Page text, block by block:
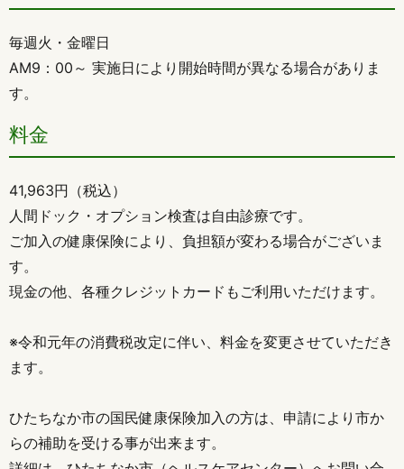
毎週火・金曜日
AM9：00～ 実施日により開始時間が異なる場合がありま
す。
料金
41,963円（税込）
人間ドック・オプション検査は自由診療です。
ご加入の健康保険により、負担額が変わる場合がございま
す。
現金の他、各種クレジットカードもご利用いただけます。
※令和元年の消費税改定に伴い、料金を変更させていただき
ます。
ひたちなか市の国民健康保険加入の方は、申請により市か
らの補助を受ける事が出来ます。